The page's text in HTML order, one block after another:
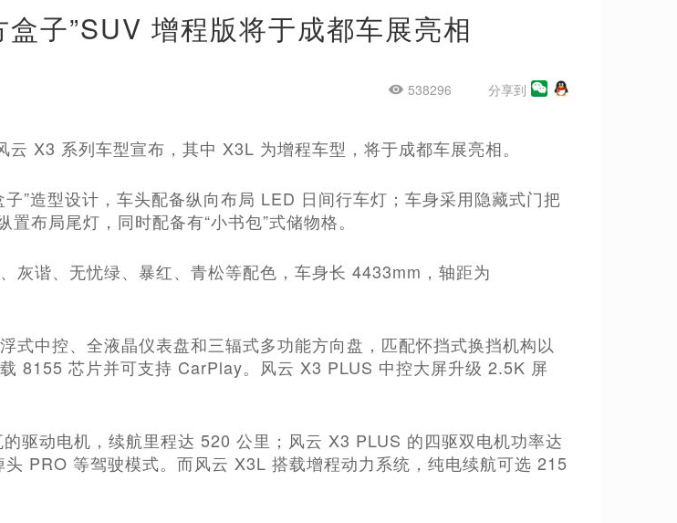
子”SUV 增程版将于成都车展亮相
538296 分享到
X3 系列车型宣布，其中 X3L 为增程车型，将于成都车展亮相。
”造型设计，车头配备纵向布局 LED 日间行车灯；车身采用隐藏式门把
布局尾灯，同时配备有“小书包”式储物格。
灰谐、无忧绿、暴红、青松等配色，车身长 4433mm，轴距为
式中控、全液晶仪表盘和三辐式多功能方向盘，匹配怀挡式换挡机构以
8155 芯片并可支持 CarPlay。风云 X3 PLUS 中控大屏升级 2.5K 屏
驱动电机，续航里程达 520 公里；风云 X3 PLUS 的四驱双电机功率达
PRO 等驾驶模式。而风云 X3L 搭载增程动力系统，纯电续航可选 215